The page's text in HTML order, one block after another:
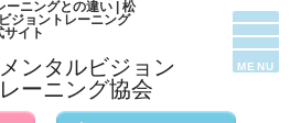
ーニングとの違い | 松
ジョントレーニング
サイト
ンタルビジョン
レーニング協会
MENU